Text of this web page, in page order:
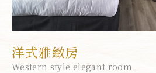
洋式雅緻房
Western style elegant room